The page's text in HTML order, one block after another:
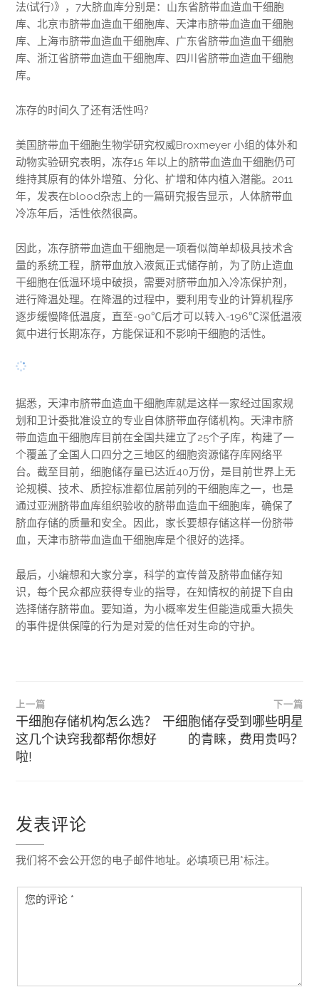
法(试行)》，7大脐血库分别是：山东省脐带血造血干细胞
库、北京市脐带血造血干细胞库、天津市脐带血造血干细胞
库、上海市脐带血造血干细胞库、广东省脐带血造血干细胞
库、浙江省脐带血造血干细胞库、四川省脐带血造血干细胞
库。
冻存的时间久了还有活性吗?
美国脐带血干细胞生物学研究权威Broxmeyer 小组的体外和
动物实验研究表明，冻存15 年以上的脐带血造血干细胞仍可
维持其原有的体外增殖、分化、扩增和体内植入潜能。2011
年，发表在blood杂志上的一篇研究报告显示，人体脐带血
冷冻年后，活性依然很高。
因此，冻存脐带血造血干细胞是一项看似简单却极具技术含
量的系统工程，脐带血放入液氮正式储存前，为了防止造血
干细胞在低温环境中破损，需要对脐带血加入冷冻保护剂，
进行降温处理。在降温的过程中，要利用专业的计算机程序
逐步缓慢降低温度，直至-90℃后才可以转入-196℃深低温液
氮中进行长期冻存，方能保证和不影响干细胞的活性。
据悉，天津市脐带血造血干细胞库就是这样一家经过国家规
划和卫计委批准设立的专业自体脐带血存储机构。天津市脐
带血造血干细胞库目前在全国共建立了25个子库，构建了一
个覆盖了全国人口四分之三地区的细胞资源储存库网络平
台。截至目前，细胞储存量已达近40万份，是目前世界上无
论规模、技术、质控标准都位居前列的干细胞库之一，也是
通过亚洲脐带血库组织验收的脐带血造血干细胞库，确保了
脐血存储的质量和安全。因此，家长要想存储这样一份脐带
血，天津市脐带血造血干细胞库是个很好的选择。
最后，小编想和大家分享，科学的宣传普及脐带血储存知
识，每个民众都应获得专业的指导，在知情权的前提下自由
选择储存脐带血。要知道，为小概率发生但能造成重大损失
的事件提供保障的行为是对爱的信任对生命的守护。
文
章
导
上一篇
干细胞存储机构怎么选？
这几个诀窍我都帮你想好
啦!
下一篇
干细胞储存受到哪些明星
的青睐，费用贵吗？
发表评论
我们将不会公开您的电子邮件地址。必填项已用*标注。